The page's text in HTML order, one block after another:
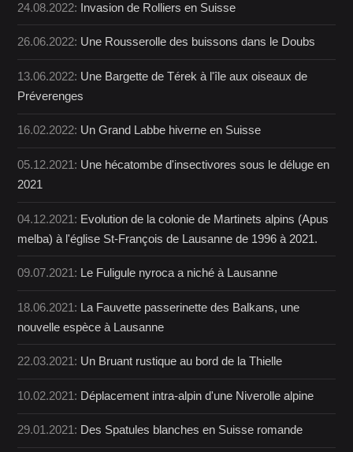
24.08.2022: Invasion de Rolliers en Suisse
26.06.2022: Une Rousserolle des buissons dans le Doubs
13.06.2022: Une Bargette de Térek à l'île aux oiseaux de
Préverenges
16.02.2022: Un Grand Labbe hiverne en Suisse
05.12.2021: Une hécatombe d'insectivores sous le déluge en
2021
04.12.2021: Evolution de la colonie de Martinets alpins (Apus
melba) à l'église St-François de Lausanne de 1996 à 2021.
09.07.2021: Le Fuligule nyroca a niché à Lausanne
18.06.2021: La Fauvette passerinette des Balkans, une
nouvelle espèce à Lausanne
22.03.2021: Un Bruant rustique au bord de la Thielle
10.02.2021: Déplacement intra-alpin d'une Niverolle alpine
29.01.2021: Des Spatules blanches en Suisse romande